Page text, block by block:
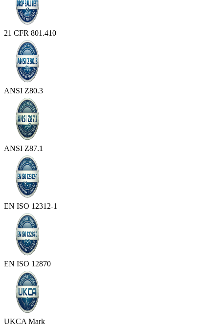
21 CFR 801.410
ANSI Z80.3
ANSI Z87.1
EN ISO 12312-1
EN ISO 12870
UKCA Mark